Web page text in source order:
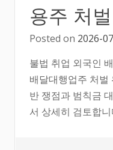
용주 처벌
Posted on 2026-
불법 취업 외국인
배달대행업주 처벌
반 쟁점과 범칙금
서 상세히 검토합니